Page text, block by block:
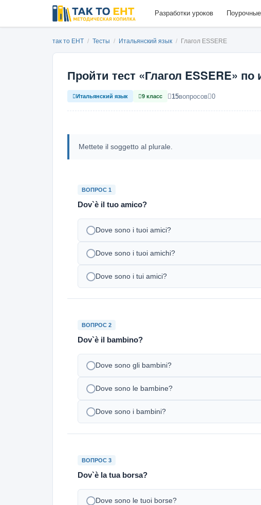
Разработки уроков
так то ЕНТ / Тесты / Итальянский язык / Глагол ESSERE
Пройти тест «Глагол ESSERE»
Итальянский язык 9 класс 15вопросов 0
Mettete il soggetto al plurale.
ВОПРОС 1
Dov`è il tuo amico?
Dove sono i tuoi amici?
Dove sono i tuoi amichi?
Dove sono i tui amici?
ВОПРОС 2
Dov`è il bambino?
Dove sono gli bambini?
Dove sono le bambine?
Dove sono i bambini?
ВОПРОС 3
Dov`è la tua borsa?
Dove sono le tuoi borse?